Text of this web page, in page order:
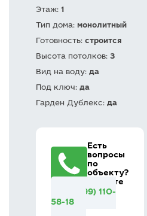
Этаж: 1
Тип дома: монолитный
Готовность: строится
Высота потолков: 3
Вид на воду: да
Под ключ: да
Гарден Дублекс: да
Есть
вопросы
по
объекту?
Звоните
+7 (499) 110-
58-18